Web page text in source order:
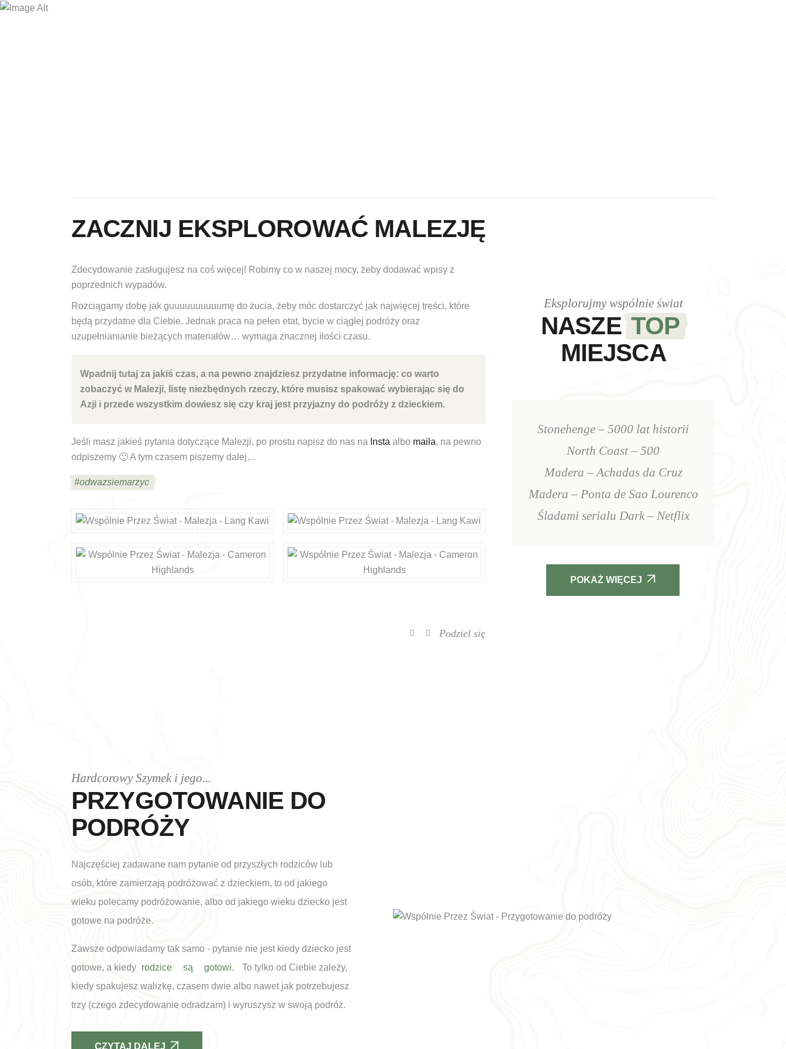
ZACZNIJ EKSPLOROWAĆ MALEZJĘ
Zdecydowanie zasługujesz na coś więcej! Robimy co w naszej mocy, żeby dodawać wpisy z
poprzednich wypadów.
Rozciągamy dobę jak guuuuuuuuuumę do żucia, żeby móc dostarczyć jak najwięcej treści, które
będą przydatne dla Ciebie. Jednak praca na pełen etat, bycie w ciągłej podróży oraz
uzupełnianianie bieżących materiałów… wymaga znacznej ilości czasu.
Wpadnij tutaj za jakiś czas, a na pewno znajdziesz przydatne informację: co warto
zobaczyć w Malezji, listę niezbędnych rzeczy, które musisz spakować wybierając się do
Azji i przede wszystkim dowiesz się czy kraj jest przyjazny do podróży z dzieckiem.
Jeśli masz jakieś pytania dotyczące Malezji, po prostu napisz do nas na Insta albo maila, na pewno
odpiszemy 🙂A tym czasem piszemy dalej…
#odwazsiemarzyc
Podziel się
Eksplorujmy wspólnie świat
NASZETOP
MIEJSCA
Stonehenge – 5000 lat historii
North Coast – 500
Madera – Achadas da Cruz
Madera – Ponta de Sao Lourenco
Śladami serialu Dark – Netflix
POKAŻ WIĘCEJ
Hardcorowy Szymek i jego...
PRZYGOTOWANIE DO
PODRÓŻY
Najczęściej zadawane nam pytanie od przyszłych rodziców lub
osób, które zamierzają podróżować z dzieckiem, to od jakiego
wieku polecamy podróżowanie, albo od jakiego wieku dziecko jest
gotowe na podróże.
Zawsze odpowiadamy tak samo - pytanie nie jest kiedy dziecko jest
gotowe, a kiedy rodzice są gotowi.
To tylko od Ciebie zależy,
kiedy spakujesz walizkę, czasem dwie albo nawet jak potrzebujesz
trzy (czego zdecydowanie odradzam) i wyruszysz w swoją podróż.
CZYTAJ DALEJ